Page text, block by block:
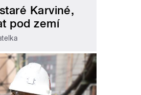
Karviné,
pod zemí